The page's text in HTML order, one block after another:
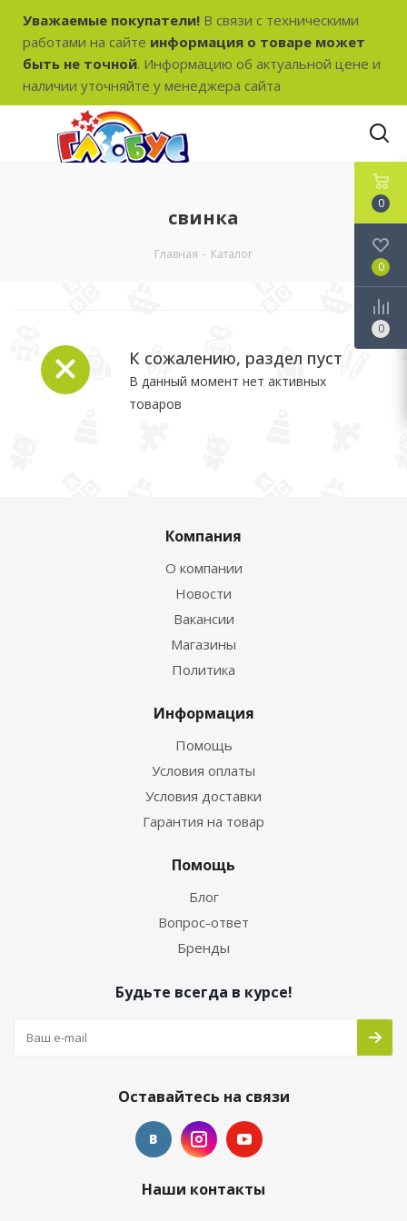
Уважаемые покупатели! В связи с техническими
работами на сайте информация о товаре может
быть не точной. Информацию об актуальной цене и
наличии уточняйте у менеджера сайта
свинка
Главная - Каталог
К сожалению, раздел пуст
В данный момент нет активных
товаров
Компания
О компании
Новости
Вакансии
Магазины
Политика
Информация
Помощь
Условия оплаты
Условия доставки
Гарантия на товар
Помощь
Блог
Вопрос-ответ
Бренды
Будьте всегда в курсе!
Оставайтесь на связи
Наши контакты
0
0
0